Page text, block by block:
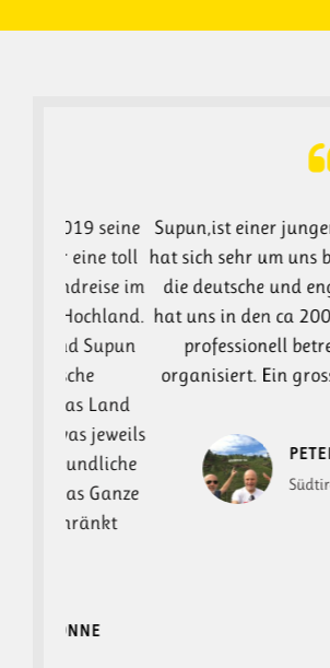
Supun,ist einer junger
hat sich sehr um uns bemüht
die deutsche und englische
hat uns in den ca 2000 Km
professionell betreut und
organisiert. Ein grossen Dank
PETER UND
Südtirol